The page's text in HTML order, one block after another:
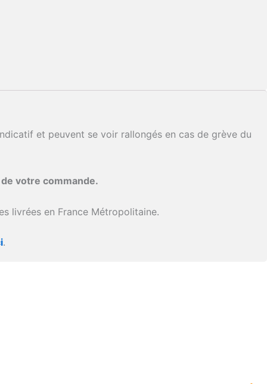
et peuvent se voir rallongés en cas de grève du
votre commande.
livrées en France Métropolitaine.
.